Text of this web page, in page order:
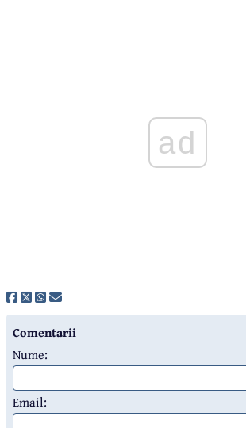
ad
Comentarii
Nume:
Email: